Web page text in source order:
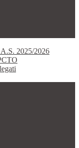
2025/2026